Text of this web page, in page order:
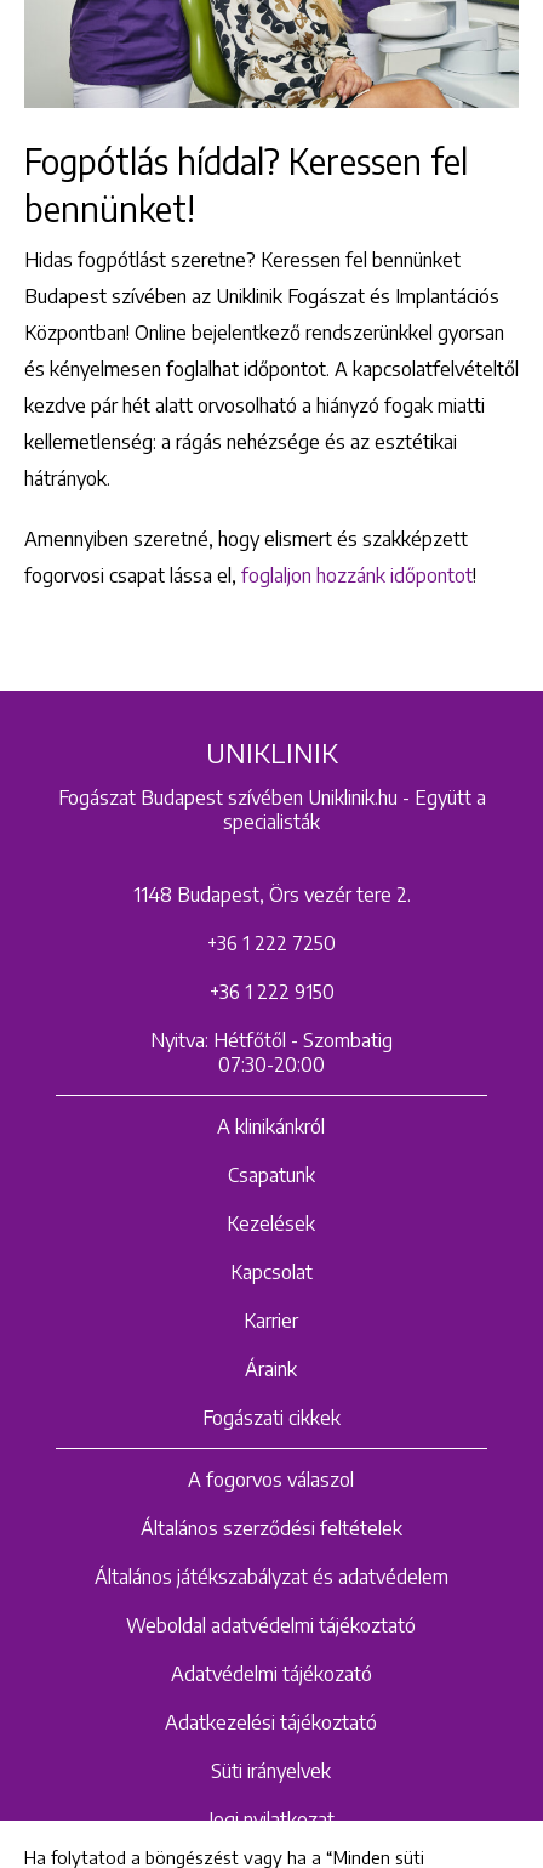
Fogpótlás híddal? Keressen fel
bennünket!
Hidas fogpótlást szeretne? Keressen fel bennünket
Budapest szívében az Uniklinik Fogászat és Implantációs
Központban! Online bejelentkező rendszerünkkel gyorsan
és kényelmesen foglalhat időpontot. A kapcsolatfelvételtől
kezdve pár hét alatt orvosolható a hiányzó fogak miatti
kellemetlenség: a rágás nehézsége és az esztétikai
hátrányok.
Amennyiben szeretné, hogy elismert és szakképzett
fogorvosi csapat lássa el, foglaljon hozzánk időpontot!
UNIKLINIK
Fogászat Budapest szívében Uniklinik.hu - Együtt a
specialisták
1148 Budapest, Örs vezér tere 2.
+36 1 222 7250
+36 1 222 9150
Nyitva: Hétfőtől - Szombatig
07:30-20:00
A klinikánkról
Csapatunk
Kezelések
Kapcsolat
Karrier
Áraink
Fogászati cikkek
A fogorvos válaszol
Általános szerződési feltételek
Általános játékszabályzat és adatvédelem
Weboldal adatvédelmi tájékoztató
Adatvédelmi tájékozató
Adatkezelési tájékoztató
Süti irányelvek
Jogi nyilatkozat
Ha folytatod a böngészést vagy ha a “Minden süti